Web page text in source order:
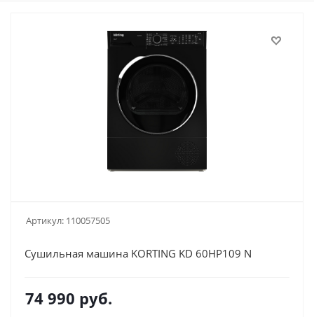
Артикул: 110057505
Сушильная машина KORTING KD 60HP109 N
74 990 руб.